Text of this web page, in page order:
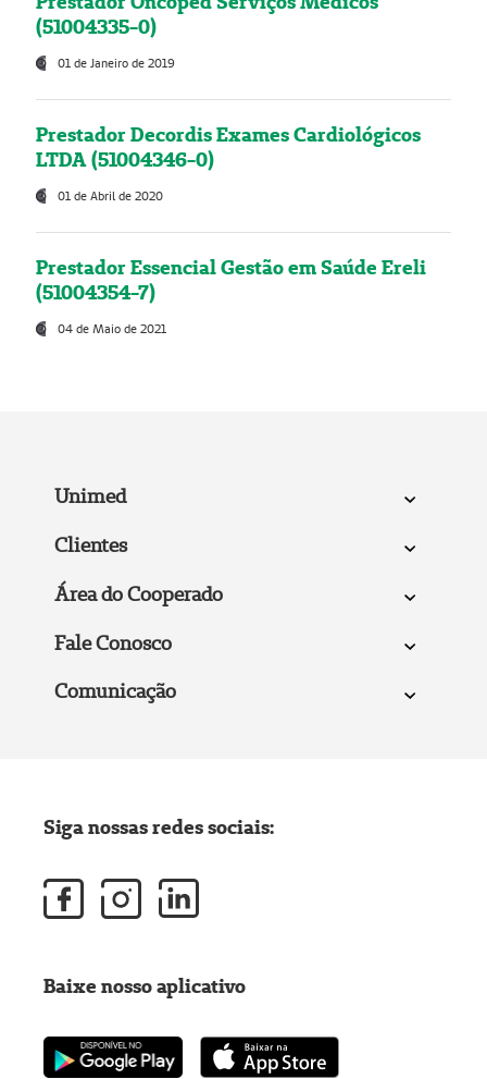
(51004335-0)
01 de Janeiro de 2019
Prestador Decordis Exames Cardiológicos
LTDA (51004346-0)
01 de Abril de 2020
Prestador Essencial Gestão em Saúde Ereli
(51004354-7)
04 de Maio de 2021
Unimed
Clientes
Área do Cooperado
Fale Conosco
Comunicação
Siga nossas redes sociais:
Baixe nosso aplicativo